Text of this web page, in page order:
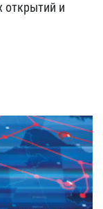
открытий и